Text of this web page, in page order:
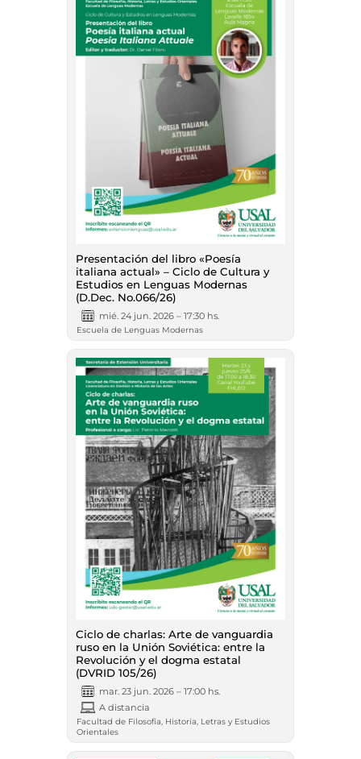
Presentación del libro «Poesía
italiana actual» – Ciclo de Cultura y
Estudios en Lenguas Modernas
(D.Dec. No.066/26)
mié. 24 jun. 2026 – 17:30 hs.
Escuela de Lenguas Modernas
Ciclo de charlas: Arte de vanguardia
ruso en la Unión Soviética: entre la
Revolución y el dogma estatal
(DVRID 105/26)
mar. 23 jun. 2026 – 17:00 hs.
A distancia
Facultad de Filosofía, Historia, Letras y Estudios
Orientales